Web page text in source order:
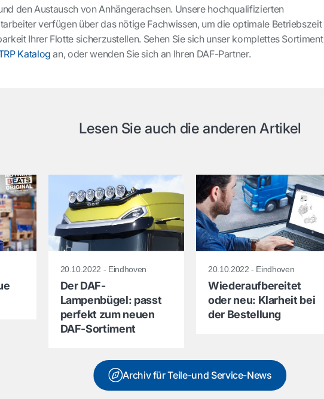
den Austausch von Anhängerachsen. Unsere hochqualifizierten
verfügen über das nötige Fachwissen, um die optimale Betriebszeit
Ihrer Flotte sicherzustellen. Sehen Sie sich unser komplettes Sortiment
Katalogan, oder wenden Sie sich an Ihren DAF-Partner.
Lesen Sie auch die anderen Artikel
20.10.2022 - Eindhoven
Der DAF-
Lampenbügel: passt
perfekt zum neuen
DAF-Sortiment
20.10.2022 - Eindhoven
Wiederaufbereitet
oder neu: Klarheit bei
der Bestellung
Archiv für Teile-und Service-News